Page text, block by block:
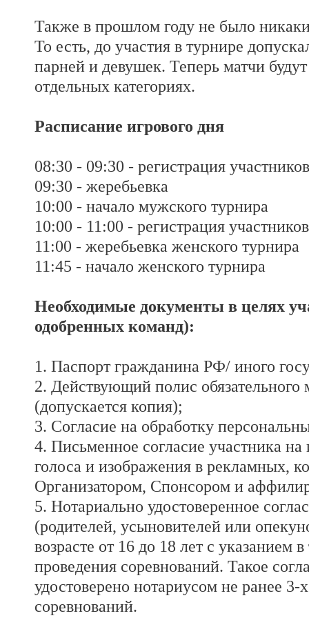
Также в прошлом году не было
То есть, до участия в турнире
парней и девушек. Теперь матчи
отдельных категориях.
Расписание игрового дня
08:30 - 09:30 - регистрация
09:30 - жеребьевка
10:00 - начало мужского турнира
10:00 - 11:00 - регистрация
11:00 - жеребьевка женского турнира
11:45 - начало женского турнира
Необходимые документы в целях
одобренных команд):
1. Паспорт гражданина РФ/ иного
2. Действующий полис обязательного
(допускается копия);
3. Согласие на обработку
4. Письменное согласие участника на
голоса и изображения в рекламных,
Организатором, Спонсором и
5. Нотариально удостоверенное
(родителей, усыновителей или
возрасте от 16 до 18 лет с указанием
проведения соревнований. Такое
удостоверено нотариусом не ранее
соревнований.